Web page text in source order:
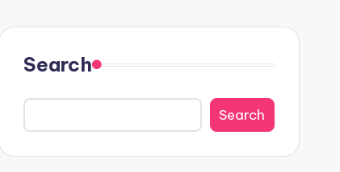
Search
Search